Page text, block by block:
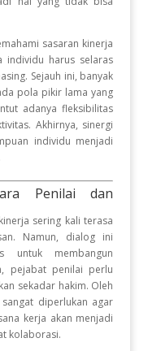
sasaran kinerja
individu harus selaras
. Sejauh ini, banyak
pola pikir lama yang
adanya fleksibilitas
. Akhirnya, sinergi
individu menjadi
Penilai dan
sering kali terasa
. Namun, dialog ini
untuk membangun
pejabat penilai perlu
sekadar hakim. Oleh
diperlukan agar
kerja akan menjadi
kolaborasi.